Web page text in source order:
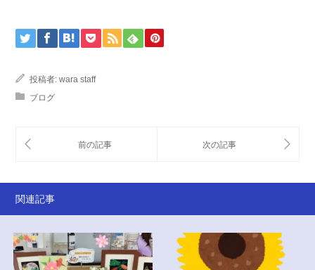
投稿者: wara staff
ブログ
関連記事